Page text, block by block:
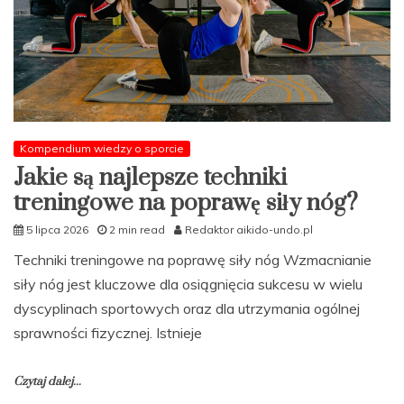
psychicznym?
Kompendium wiedzy o sporcie
Jakie są najlepsze techniki
treningowe na poprawę siły nóg?
5 lipca 2026 2 min read Redaktor aikido-undo.pl
Techniki treningowe na poprawę siły nóg Wzmacnianie
siły nóg jest kluczowe dla osiągnięcia sukcesu w wielu
dyscyplinach sportowych oraz dla utrzymania ogólnej
sprawności fizycznej. Istnieje
Czytaj dalej...